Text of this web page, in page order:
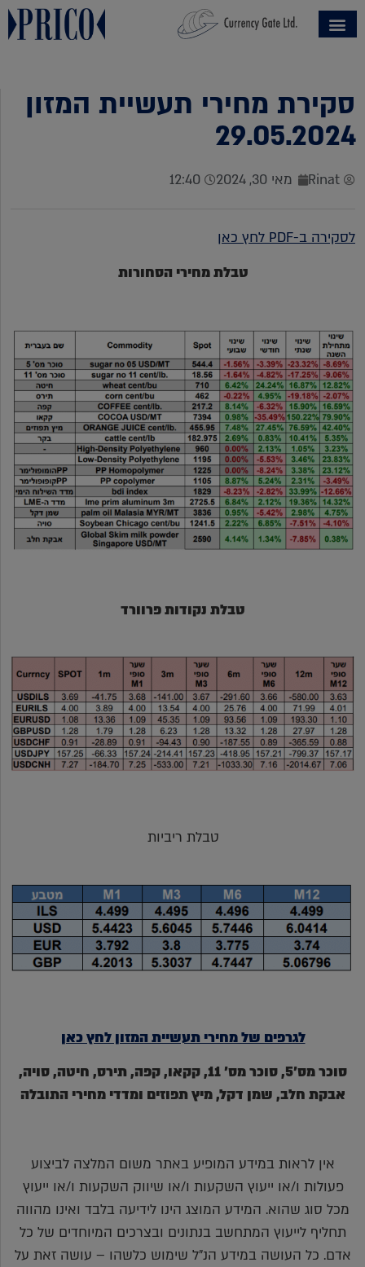
סקירת מחירי תעשיית המזון
29.05.2024
Rinat מאי 30, 2024 12:40
לסקירה ב-PDF לחץ כאן
טבלת מחירי הסחורות
טבלת נקודות פרוורד
טבלת ריביות
לגרפים של מחירי תעשיית המזון לחץ כאן
סוכר מס'5, סוכר מס' 11, קקאו, קפה, תירס, חיטה, סויה,
אבקת חלב, שמן דקל, מיץ תפוזים ומדדי מחירי התובלה
אין לראות במידע המופיע באתר משום המלצה לביצוע
פעולות ו/או ייעוץ השקעות ו/או שיווק השקעות ו/או ייעוץ
מכל סוג שהוא. המידע המוצג הינו לידיעה בלבד ואינו מהווה
תחליף לייעוץ המתחשב בנתונים ובצרכים המיוחדים של כל
אדם. כל העושה במידע הנ"ל שימוש כלשהו – עושה זאת על